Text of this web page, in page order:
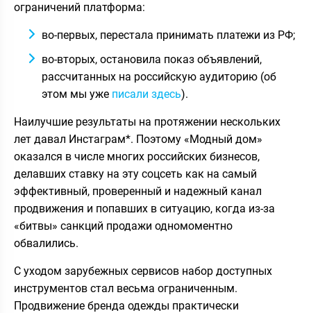
ограничений платформа:
во-первых, перестала принимать платежи из РФ;
во-вторых, остановила показ объявлений,
рассчитанных на российскую аудиторию (об
этом мы уже писали здесь).
Наилучшие результаты на протяжении нескольких
лет давал Инстаграм*. Поэтому «Модный дом»
оказался в числе многих российских бизнесов,
делавших ставку на эту соцсеть как на самый
эффективный, проверенный и надежный канал
продвижения и попавших в ситуацию, когда из-за
«битвы» санкций продажи одномоментно
обвалились.
С уходом зарубежных сервисов набор доступных
инструментов стал весьма ограниченным.
Продвижение бренда одежды практически